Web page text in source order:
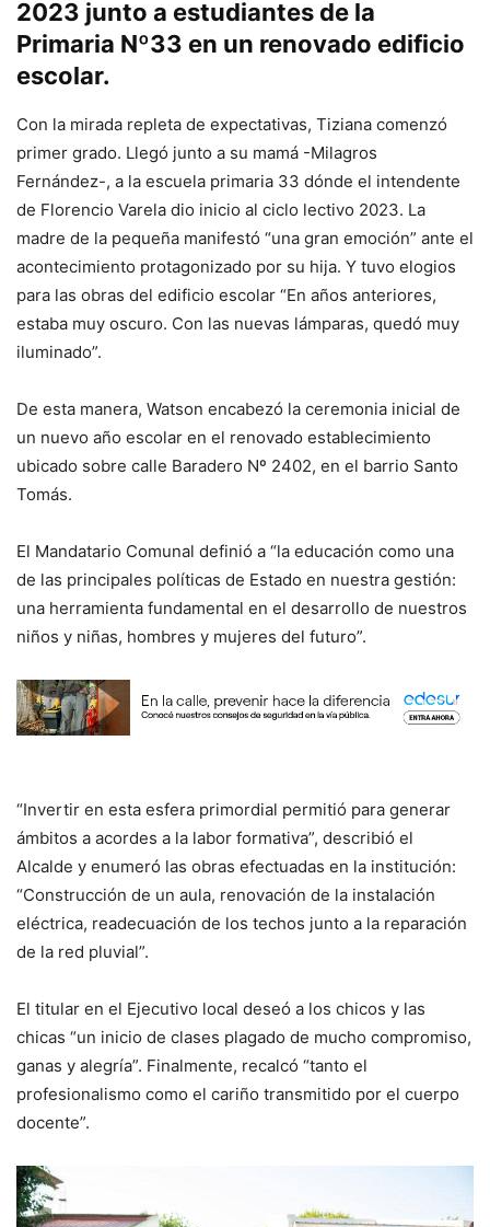
2023 junto a estudiantes de la
Primaria Nº33 en un renovado edificio
escolar.
Con la mirada repleta de expectativas, Tiziana comenzó
primer grado. Llegó junto a su mamá -Milagros
Fernández-, a la escuela primaria 33 dónde el intendente
de Florencio Varela dio inicio al ciclo lectivo 2023. La
madre de la pequeña manifestó “una gran emoción” ante el
acontecimiento protagonizado por su hija. Y tuvo elogios
para las obras del edificio escolar “En años anteriores,
estaba muy oscuro. Con las nuevas lámparas, quedó muy
iluminado”.
De esta manera, Watson encabezó la ceremonia inicial de
un nuevo año escolar en el renovado establecimiento
ubicado sobre calle Baradero Nº 2402, en el barrio Santo
Tomás.
El Mandatario Comunal definió a “la educación como una
de las principales políticas de Estado en nuestra gestión:
una herramienta fundamental en el desarrollo de nuestros
niños y niñas, hombres y mujeres del futuro”.
“Invertir en esta esfera primordial permitió para generar
ámbitos a acordes a la labor formativa”, describió el
Alcalde y enumeró las obras efectuadas en la institución:
“Construcción de un aula, renovación de la instalación
eléctrica, readecuación de los techos junto a la reparación
de la red pluvial”.
El titular en el Ejecutivo local deseó a los chicos y las
chicas “un inicio de clases plagado de mucho compromiso,
ganas y alegría”. Finalmente, recalcó “tanto el
profesionalismo como el cariño transmitido por el cuerpo
docente”.